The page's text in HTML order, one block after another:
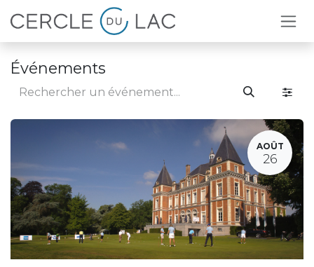
Se rendre au contenu
Événements
AOÛT
26